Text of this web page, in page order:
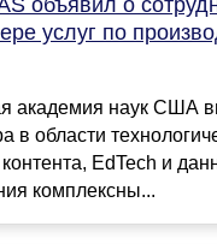
услуг по
академия наук США
в области
EdTech и
комплексны...